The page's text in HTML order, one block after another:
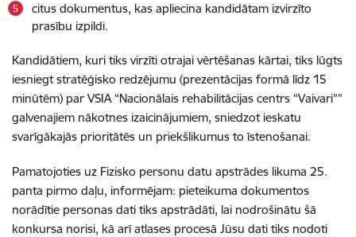
citus dokumentus, kas apliecina kandidātam izvirzīto
prasību izpildi.
Kandidātiem, kuri tiks virzīti otrajai vērtēšanas kārtai, tiks lūgts
iesniegt stratēģisko redzējumu (prezentācijas formā līdz 15
minūtēm) par VSIA “Nacionālais rehabilitācijas centrs “Vaivari””
galvenajiem nākotnes izaicinājumiem, sniedzot ieskatu
svarīgākajās prioritātēs un priekšlikumus to īstenošanai.
Pamatojoties uz Fizisko personu datu apstrādes likuma 25.
panta pirmo daļu, informējam: pieteikuma dokumentos
norādītie personas dati tiks apstrādāti, lai nodrošinātu šā
konkursa norisi, kā arī atlases procesā Jūsu dati tiks nodoti